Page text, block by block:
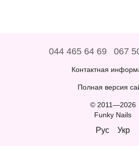
044 465 64 69 067
Контактная
Полная версия
© 2011—2026
Funky Nails
Рус Укр